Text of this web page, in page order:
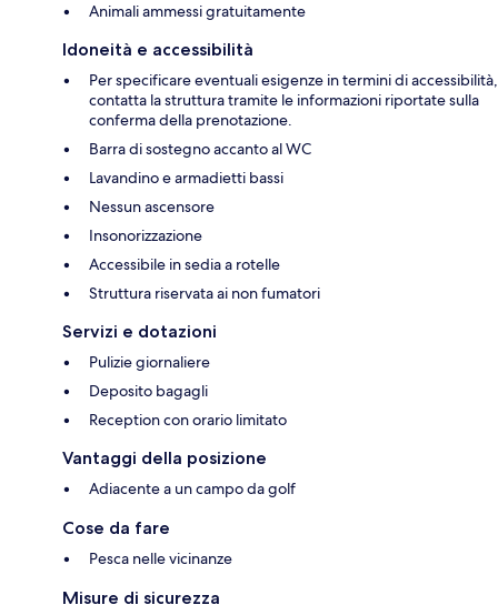
Animali ammessi gratuitamente
Idoneità e accessibilità
Per specificare eventuali esigenze in termini di accessibilità,
contatta la struttura tramite le informazioni riportate sulla
conferma della prenotazione.
Barra di sostegno accanto al WC
Lavandino e armadietti bassi
Nessun ascensore
Insonorizzazione
Accessibile in sedia a rotelle
Struttura riservata ai non fumatori
Servizi e dotazioni
Pulizie giornaliere
Deposito bagagli
Reception con orario limitato
Vantaggi della posizione
Adiacente a un campo da golf
Cose da fare
Pesca nelle vicinanze
Misure di sicurezza